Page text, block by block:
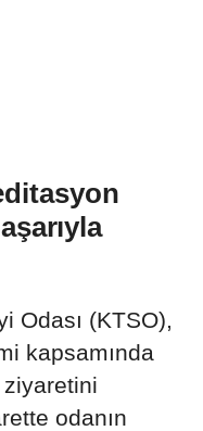
Odası (KTSO),
kapsamında
odanın